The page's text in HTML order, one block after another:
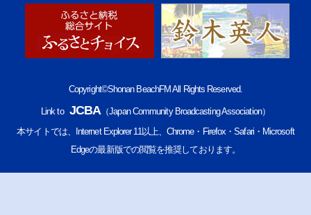
Copyright©Shonan BeachFM All Rights Reserved.
Link to JCBA（Japan Community Broadcasting Association）
本サイトでは、Internet Explorer 11以上、Chrome・Firefox・Safari・Microsoft
Edgeの最新版での閲覧を推奨しております。